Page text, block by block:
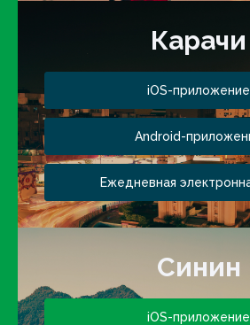
Карачи
iOS-приложение
Android-
Ежедневная
Синин
iOS-приложение